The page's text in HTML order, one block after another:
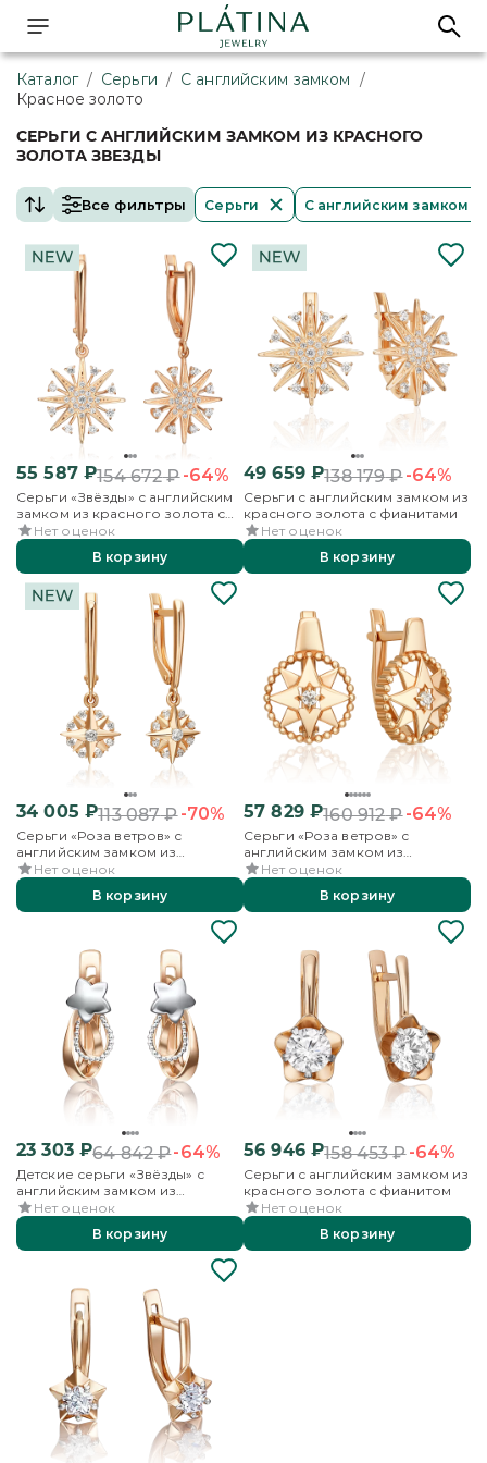
Каталог / Серьги / С английским замком /
Красное золото
СЕРЬГИ С АНГЛИЙСКИМ ЗАМКОМ ИЗ КРАСНОГО
ЗОЛОТА ЗВЕЗДЫ
Все фильтры Серьги С английским замком
55 587₽154 672₽-64%
Серьги «Звёзды» с английским
замком из красного золота с
фианитами
Нет оценок
В корзину
49 659₽138 179₽-64%
Серьги с английским замком из
красного золота с фианитами
Нет оценок
В корзину
34 005 ₽113 087₽-70%
Серьги «Роза ветров» с
английским замком из
красного золота с фианитами
Нет оценок
В корзину
57 829₽160 912₽-64%
Серьги «Роза ветров» с
английским замком из
красного золота с фианитом
Нет оценок
В корзину
23 303₽64 842₽-64%
Детские серьги «Звёзды» с
английским замком из
красного золота
Нет оценок
В корзину
56 946₽158 453₽-64%
Серьги с английским замком из
красного золота с фианитом
Нет оценок
В корзину